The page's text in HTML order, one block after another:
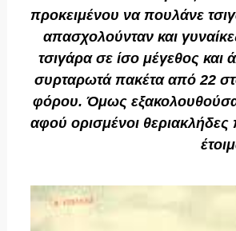
προκειμένου να πουλάνε
απασχολούνταν και
τσιγάρα σε ίσο μέγεθος και
συρταρωτά πακέτα από 22
φόρου. Όμως
αφού ορισμένοι